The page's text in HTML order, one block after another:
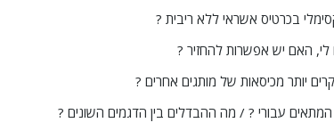
בכרטיס אשראי ללא ריבית ?
לי, האם יש אפשרות להחזיר ?
עבורי ? / מה ההבדלים בין הדגמים השונים ?